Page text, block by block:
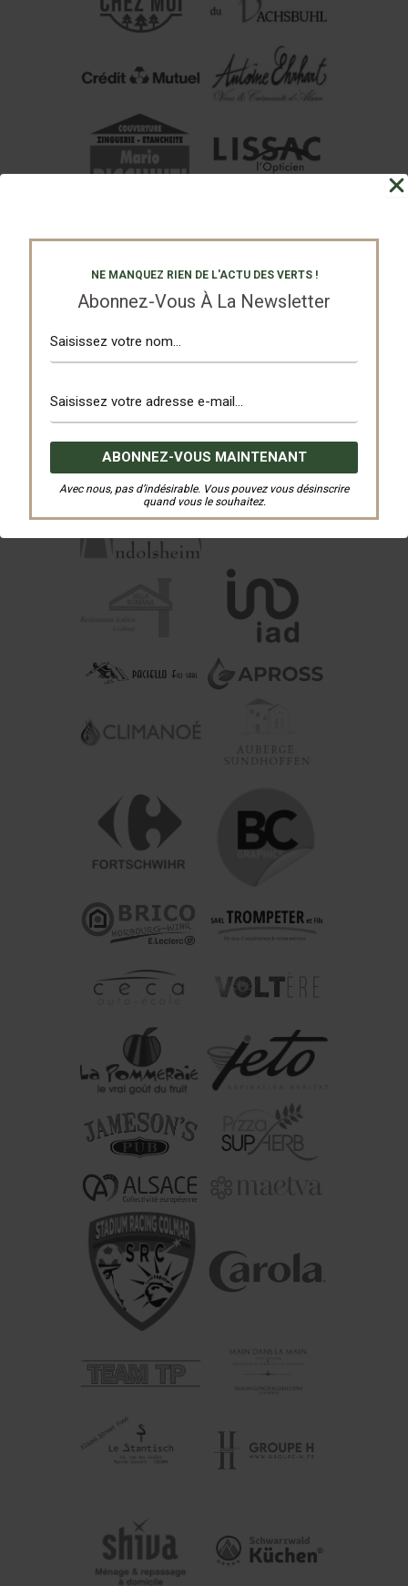
NE MANQUEZ RIEN DE L'ACTU DES VERTS !
Abonnez-Vous À La Newsletter
Avec nous, pas d’indésirable. Vous pouvez vous désinscrire
quand vous le souhaitez.